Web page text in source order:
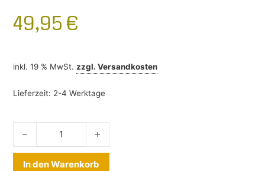
49,95 €
inkl. 19 % MwSt. zzgl.Versandkosten
Lieferzeit: 2-4 Werktage
Kofferraummatte Volvo V70 XC70 2007-2016 Menge
In den Warenkorb